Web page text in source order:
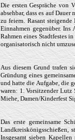
Die ersten Gespräche von
absehbar, dass es auf
zu feiern. Rasant
Einnahmen gegenüber. Ins
Rahmen eines Stadtfestes
organisatorisch nicht
Aus diesem Grund trafen
Gründung eines
und hatte die Aufgabe, die
waren: 1. Vorsitzender Lutz
Miehe, Damen/Kinderfest
Das erste gemeinsame
Landkreiskönigsschießen,
Insgesamt sieben